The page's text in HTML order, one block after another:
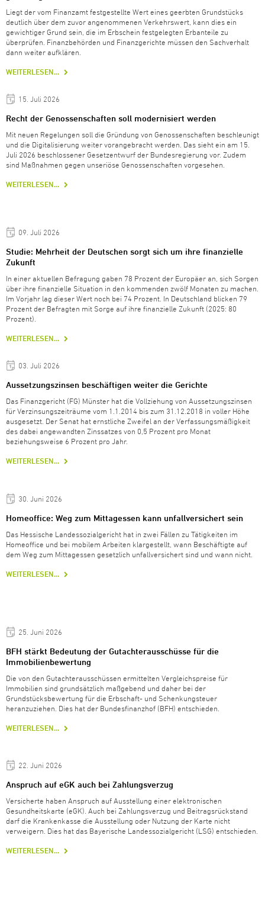
Liegt der vom Finanzamt festgestellte Wert eines geerbten Grundstücks
deutlich über dem zuvor angenommenen Verkehrswert, kann dies ein
gewichtiger Grund sein, die im Erbschein festgelegten Erbanteile zu
überprüfen. Finanzbehörden und Finanzgerichte müssen den Sachverhalt
dann weiter aufklären.
WEITERLESEN...
15. Juli 2026
Recht der Genossenschaften soll modernisiert werden
Mit neuen Regelungen soll die Gründung von Genossenschaften beschleunigt
und die Digitalisierung weiter vorangebracht werden. Das sieht ein am 15.
Juli 2026 beschlossener Gesetzentwurf der Bundesregierung vor. Zudem
sind Maßnahmen gegen unseriöse Genossenschaften vorgesehen.
WEITERLESEN...
09. Juli 2026
Studie: Mehrheit der Deutschen sorgt sich um ihre finanzielle
Zukunft
In einer aktuellen Befragung gaben 78 Prozent der Europäer an, sich Sorgen
über ihre finanzielle Situation in den kommenden zwölf Monaten zu machen.
Im Vorjahr lag dieser Wert noch bei 74 Prozent. In Deutschland blicken 79
Prozent der Befragten mit Sorge auf ihre finanzielle Zukunft (2025: 80
Prozent).
WEITERLESEN...
03. Juli 2026
Aussetzungszinsen beschäftigen weiter die Gerichte
Das Finanzgericht (FG) Münster hat die Vollziehung von Aussetzungszinsen
für Verzinsungszeiträume vom 1.1.2014 bis zum 31.12.2018 in voller Höhe
ausgesetzt. Der Senat hat ernstliche Zweifel an der Verfassungsmäßigkeit
des dabei angewandten Zinssatzes von 0,5 Prozent pro Monat
beziehungsweise 6 Prozent pro Jahr.
WEITERLESEN...
30. Juni 2026
Homeoffice: Weg zum Mittagessen kann unfallversichert sein
Das Hessische Landessozialgericht hat in zwei Fällen zu Tätigkeiten im
Homeoffice und bei mobilem Arbeiten klargestellt, wann Beschäftigte auf
dem Weg zum Mittagessen gesetzlich unfallversichert sind und wann nicht.
WEITERLESEN...
25. Juni 2026
BFH stärkt Bedeutung der Gutachterausschüsse für die
Immobilienbewertung
Die von den Gutachterausschüssen ermittelten Vergleichspreise für
Immobilien sind grundsätzlich maßgebend und daher bei der
Grundstücksbewertung für die Erbschaft- und Schenkungsteuer
heranzuziehen. Dies hat der Bundesfinanzhof (BFH) entschieden.
WEITERLESEN...
22. Juni 2026
Anspruch auf eGK auch bei Zahlungsverzug
Versicherte haben Anspruch auf Ausstellung einer elektronischen
Gesundheitskarte (eGK). Auch bei Zahlungsverzug und Beitragsrückstand
darf die Krankenkasse die Ausstellung oder Nutzung der Karte nicht
verweigern. Dies hat das Bayerische Landessozialgericht (LSG) entschieden.
WEITERLESEN...